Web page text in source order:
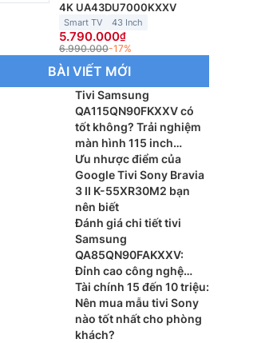
4K UA43DU7000KXXV
Smart TV 43 Inch
5.790.000
6.990.000-17%
BÀI VIẾT MỚI
Tivi Samsung
QA115QN90FKXXV có
tốt không? Trải nghiệm
màn hình 115 inch
khổng lồ
Ưu nhược điểm của
Google Tivi Sony Bravia
3 II K-55XR30M2 bạn
nên biết
Đánh giá chi tiết tivi
Samsung
QA85QN90FAKXXV:
Đỉnh cao công nghệ
Vision AI thế hệ mới
Tài chính 15 đến 10 triệu:
Nên mua mẫu tivi Sony
nào tốt nhất cho phòng
khách?